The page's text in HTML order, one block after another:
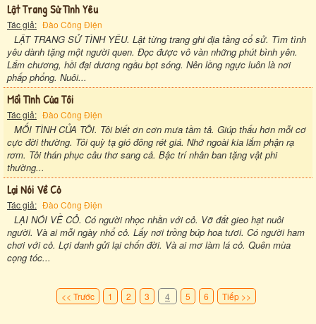
Lật Trang Sử Tình Yêu
Tác giả: Đào Công Điện
LẬT TRANG SỬ TÌNH YÊU. Lật từng trang ghi địa tầng cổ sử. Tìm tình
yêu dành tặng một người quen. Đọc được vô vàn những phút bình yên.
Lắm chương, hồi đại dương ngầu bọt sóng. Nên lồng ngực luôn là nơi
phấp phổng. Nuôi...
Mối Tình Của Tôi
Tác giả: Đào Công Điện
MỐI TÌNH CỦA TÔI. Tôi biết ơn cơn mưa tầm tả. Giúp thấu hơn mỗi cơ
cực đời thường. Tôi quỳ tạ gió đông rét giá. Nhớ ngoài kia lắm phận rạ
rơm. Tôi thán phục câu thơ sang cả. Bậc trí nhân ban tặng vật phi
thường...
Lại Nói Về Cỏ
Tác giả: Đào Công Điện
LẠI NÓI VỀ CỎ. Có người nhọc nhằn với cỏ. Vỡ đất gieo hạt nuôi
người. Và ai mỗi ngày nhổ cỏ. Lấy nơi trồng búp hoa tươi. Có người ham
chơi với cỏ. Lợi danh gửi lại chốn đời. Và ai mơ làm lá cỏ. Quên mùa
cọng tóc...
<< Trước 1 2 3 4 5 6 Tiếp >>